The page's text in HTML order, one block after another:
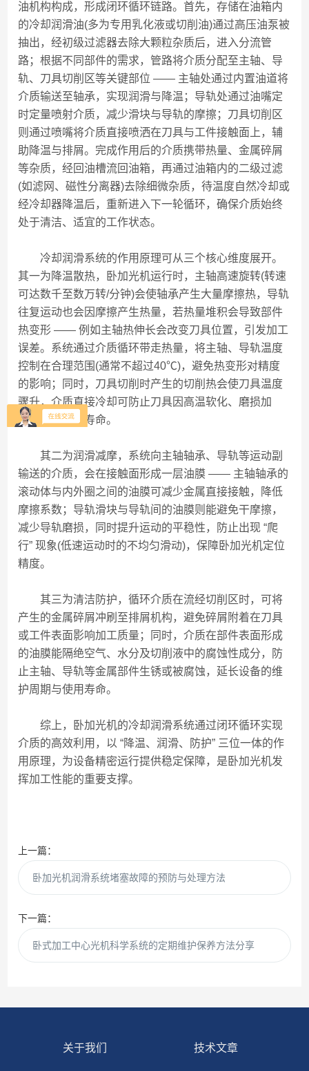
油机构构成，形成闭环循环链路。首先，存储在油箱内
的冷却润滑油(多为专用乳化液或切削油)通过高压油泵被
抽出，经初级过滤器去除大颗粒杂质后，进入分流管
路；根据不同部件的需求，管路将介质分配至主轴、导
轨、刀具切削区等关键部位 —— 主轴处通过内置油道将
介质输送至轴承，实现润滑与降温；导轨处通过油嘴定
时定量喷射介质，减少滑块与导轨的摩擦；刀具切削区
则通过喷嘴将介质直接喷洒在刀具与工件接触面上，辅
助降温与排屑。完成作用后的介质携带热量、金属碎屑
等杂质，经回油槽流回油箱，再通过油箱内的二级过滤
(如滤网、磁性分离器)去除细微杂质，待温度自然冷却或
经冷却器降温后，重新进入下一轮循环，确保介质始终
处于清洁、适宜的工作状态。
冷却润滑系统的作用原理可从三个核心维度展开。
其一为降温散热，卧加光机运行时，主轴高速旋转(转速
可达数千至数万转/分钟)会使轴承产生大量摩擦热，导轨
往复运动也会因摩擦产生热量，若热量堆积会导致部件
热变形 —— 例如主轴热伸长会改变刀具位置，引发加工
误差。系统通过介质循环带走热量，将主轴、导轨温度
控制在合理范围(通常不超过40℃)，避免热变形对精度
的影响；同时，刀具切削时产生的切削热会使刀具温度
骤升，介质直接冷却可防止刀具因高温软化、磨损加
剧，延长刀具寿命。
其二为润滑减摩，系统向主轴轴承、导轨等运动副
输送的介质，会在接触面形成一层油膜 —— 主轴轴承的
滚动体与内外圈之间的油膜可减少金属直接接触，降低
摩擦系数；导轨滑块与导轨间的油膜则能避免干摩擦，
减少导轨磨损，同时提升运动的平稳性，防止出现 “爬
行” 现象(低速运动时的不均匀滑动)，保障卧加光机定位
精度。
其三为清洁防护，循环介质在流经切削区时，可将
产生的金属碎屑冲刷至排屑机构，避免碎屑附着在刀具
或工件表面影响加工质量；同时，介质在部件表面形成
的油膜能隔绝空气、水分及切削液中的腐蚀性成分，防
止主轴、导轨等金属部件生锈或被腐蚀，延长设备的维
护周期与使用寿命。
综上，卧加光机的冷却润滑系统通过闭环循环实现
介质的高效利用，以 “降温、润滑、防护” 三位一体的作
用原理，为设备精密运行提供稳定保障，是卧加光机发
挥加工性能的重要支撑。
上一篇：
卧加光机润滑系统堵塞故障的预防与处理方法
下一篇：
卧式加工中心光机科学系统的定期维护保养方法分享
关于我们 技术文章